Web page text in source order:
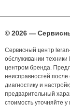
© 2026 —
Сервисный центр
обслуживании
центром бренда.
неисправностей
диагностику и
предварительный
стоимость уточняйте